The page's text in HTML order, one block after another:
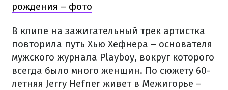
рождения – фото
В клипе на зажигательный трек артистка
повторила путь Хью Хефнера – основателя
мужского журнала Playboy, вокруг которого
всегда было много женщин. По сюжету 60-
летняя Jerry Hefner живет в Межигорье –